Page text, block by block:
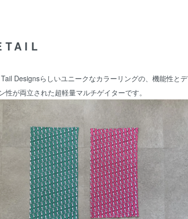
Designsらしいユニークなカラーリングの、機能性とデ
性が両立された超軽量マルチゲイターです。